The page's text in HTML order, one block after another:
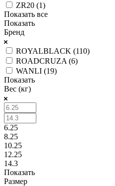
ZR20 (1)
Показать все
Показать
Бренд
ROYALBLACK (110)
ROADCRUZA (6)
WANLI (19)
Показать
Вес (кг)
6.25
8.25
10.25
12.25
14.3
Показать
Размер